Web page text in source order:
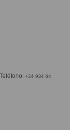
+34 934 64